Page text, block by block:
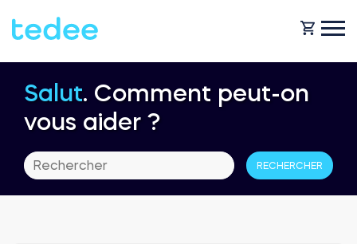
COMMENT ÇA MARCHE ?
Maison
PRODUITS
Serrures
Salut. Comment peut-on
vous aider ?